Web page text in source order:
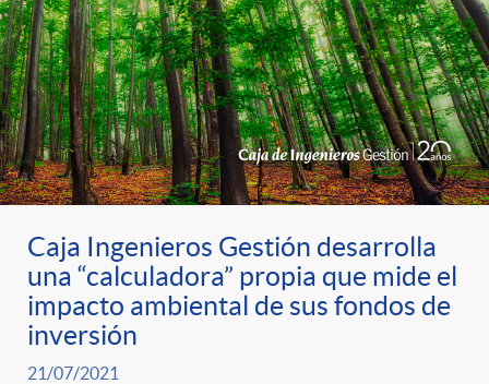
Caja Ingenieros Gestión desarrolla
una “calculadora” propia que mide el
impacto ambiental de sus fondos de
inversión
21/07/2021